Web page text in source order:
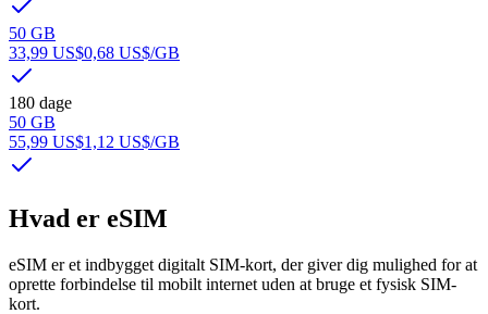
50 GB
33,99 US$0,68 US$/GB
180 dage
50 GB
55,99 US$1,12 US$/GB
Hvad er eSIM
eSIM er et indbygget digitalt SIM-kort, der giver dig mulighed for at
oprette forbindelse til mobilt internet uden at bruge et fysisk SIM-
kort.